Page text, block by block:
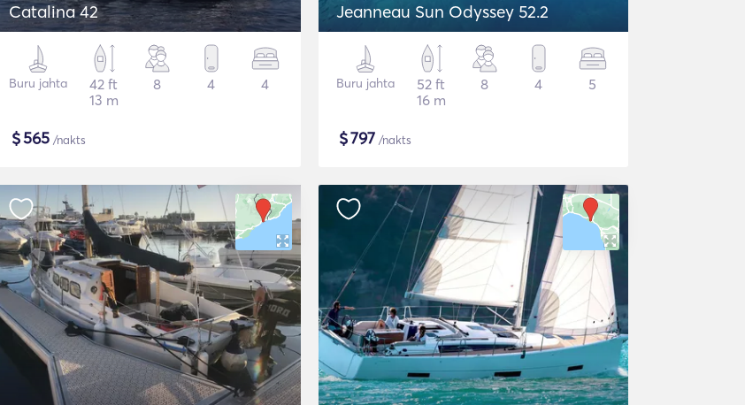
Catalina 42
Buru jahta
42 ft
13 m
8 4 4
$565 /nakts
Jeanneau Sun Odyssey 52.2
Buru jahta
52 ft
16 m
8 4 5
$797 /nakts